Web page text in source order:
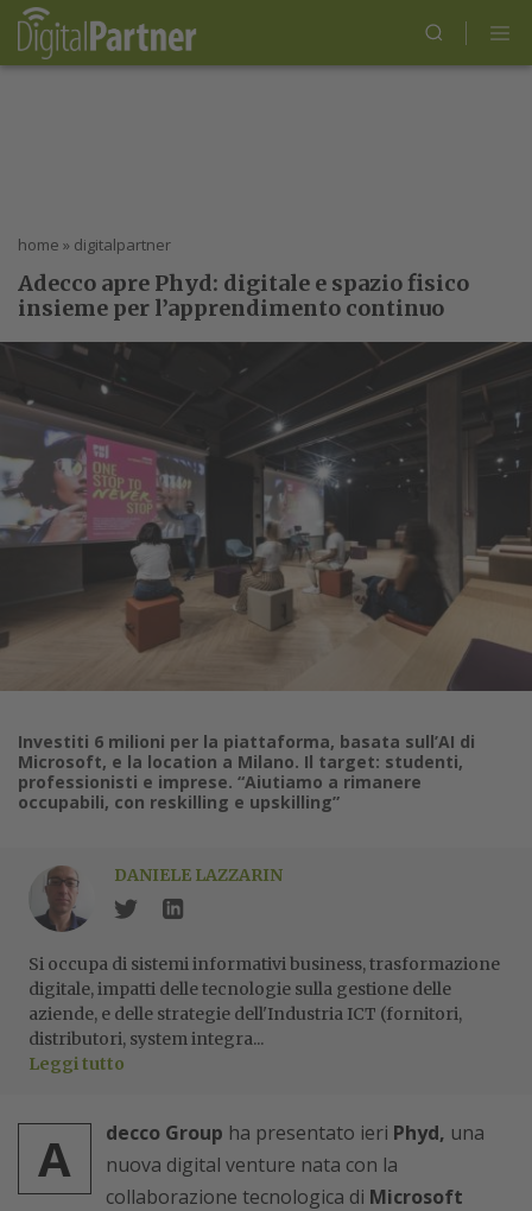
home » digitalpartner
Adecco apre Phyd: digitale e spazio fisico
insieme per l’apprendimento continuo
Investiti 6 milioni per la piattaforma, basata sull’AI di
Microsoft, e la location a Milano. Il target: studenti,
professionisti e imprese. “Aiutiamo a rimanere
occupabili, con reskilling e upskilling”
DANIELE LAZZARIN
Si occupa di sistemi informativi business, trasformazione
digitale, impatti delle tecnologie sulla gestione delle
aziende, e delle strategie dell'Industria ICT (fornitori,
distributori, system integra...
Leggi tutto
A decco Group ha presentato ieri Phyd, una
nuova digital venture nata con la
collaborazione tecnologica di Microsoft